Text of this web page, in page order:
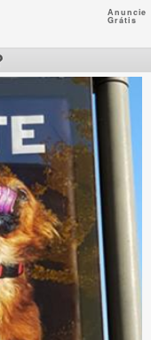
Anuncie
Grátis